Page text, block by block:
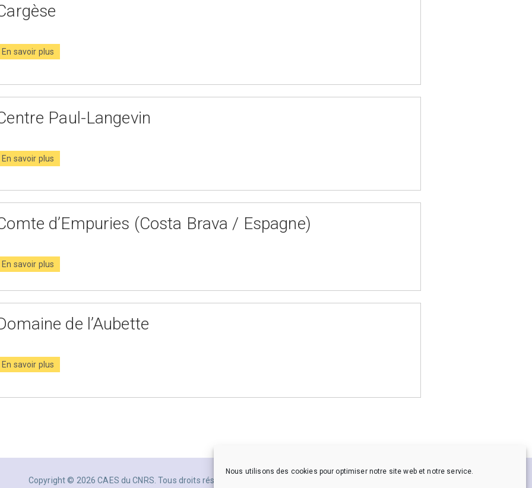
Nous utilisons des cookies pour optimiser notre site web et notre service.
En savoir plus
Paul-Langevin
En savoir plus
d’Empuries (Costa Brava / Espagne)
En savoir plus
de l’Aubette
En savoir plus
Copyright © 2026 CAES du CNRS. Tous droits réservés.